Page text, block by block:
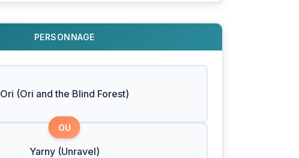
PERSONNAGE
Ori (Ori and the Blind Forest)
OU
Yarny (Unravel)